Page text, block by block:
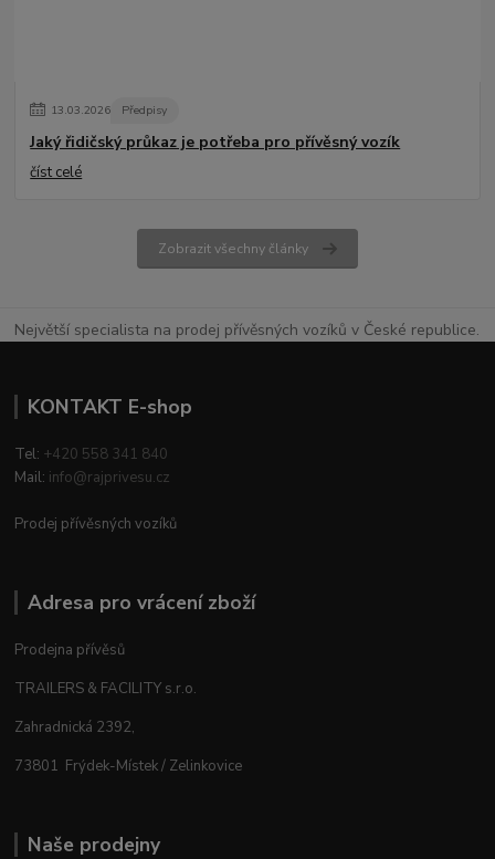
13.03.2026 Předpisy
Jaký řidičský průkaz je potřeba pro přívěsný vozík
číst celé
Zobrazit všechny články
Největší specialista na prodej přívěsných vozíků v České republice.
KONTAKT E-shop
Tel: +420 558 341 840
Mail: info@rajprivesu.cz
Prodej přívěsných vozíků
Adresa pro vrácení zboží
Prodejna přívěsů
TRAILERS & FACILITY s.r.o.
Zahradnická 2392,
73801 Frýdek-Místek / Zelinkovice
Naše prodejny